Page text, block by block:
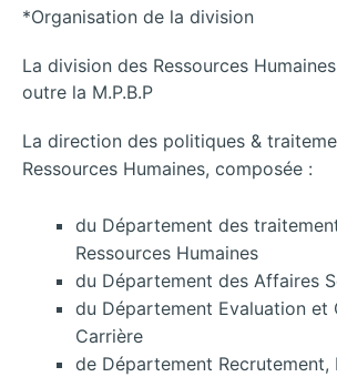
*Organisation de la division
La division des Ressources
outre la M.P.B.P
La direction des politiques &
Ressources Humaines, composée :
du Département des
Ressources Humaines
du Département des Affaires
du Département Evaluation et
Carrière
de Département Recrutement,